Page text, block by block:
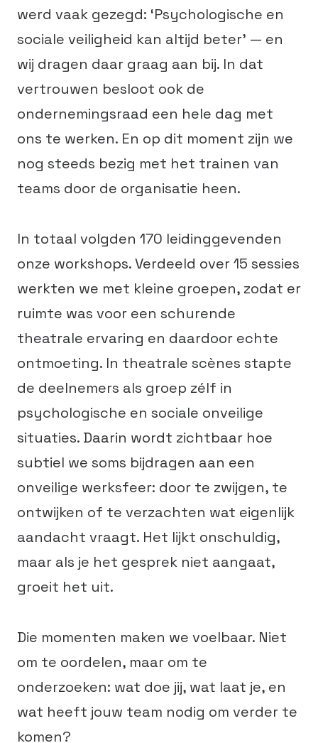
werd vaak gezegd: ‘Psychologische en
sociale veiligheid kan altijd beter’ — en
wij dragen daar graag aan bij. In dat
vertrouwen besloot ook de
ondernemingsraad een hele dag met
ons te werken. En op dit moment zijn we
nog steeds bezig met het trainen van
teams door de organisatie heen.
In totaal volgden 170 leidinggevenden
onze workshops. Verdeeld over 15 sessies
werkten we met kleine groepen, zodat er
ruimte was voor een schurende
theatrale ervaring en daardoor echte
ontmoeting. In theatrale scènes stapte
de deelnemers als groep zélf in
psychologische en sociale onveilige
situaties. Daarin wordt zichtbaar hoe
subtiel we soms bijdragen aan een
onveilige werksfeer: door te zwijgen, te
ontwijken of te verzachten wat eigenlijk
aandacht vraagt. Het lijkt onschuldig,
maar als je het gesprek niet aangaat,
groeit het uit.
Die momenten maken we voelbaar. Niet
om te oordelen, maar om te
onderzoeken: wat doe jij, wat laat je, en
wat heeft jouw team nodig om verder te
komen?